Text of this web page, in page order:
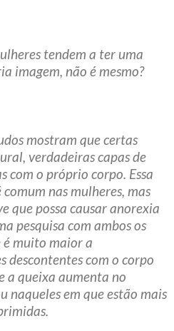
tendem a ter uma
imagem, não é mesmo?
mostram que certas
verdadeiras capas de
com o próprio corpo. Essa
nas mulheres, mas
que possa causar anorexia
pesquisa com ambos os
é muito maior a
descontentes com o corpo
a queixa aumenta no
naqueles em que estão mais